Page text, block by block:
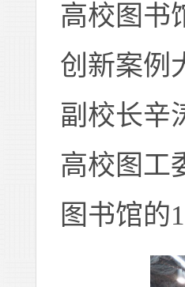
高校图书
创新案例
副校长辛
高校图工
图书馆的1